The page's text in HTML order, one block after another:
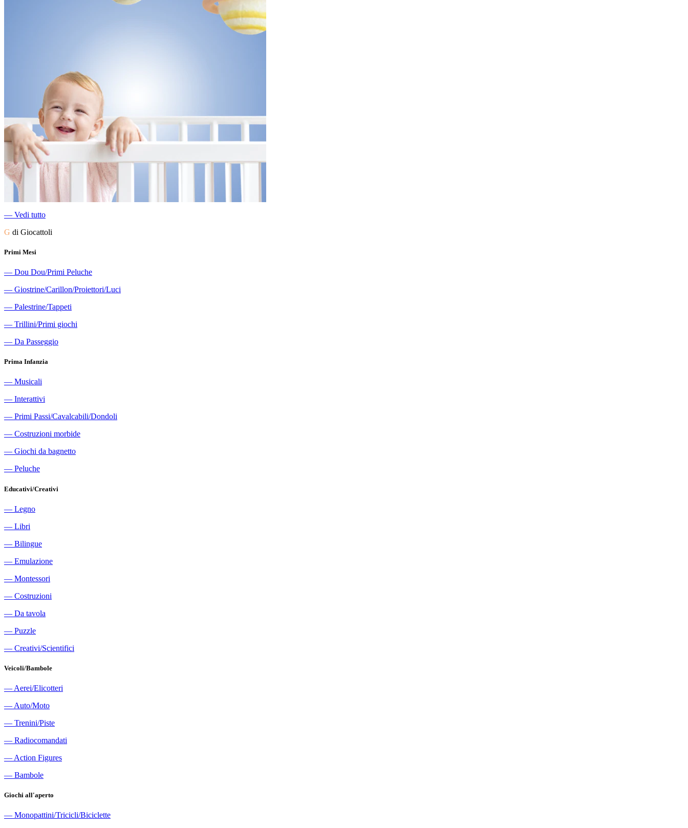
― Vedi tutto
G di Giocattoli
Primi Mesi
― Dou Dou/Primi Peluche
― Giostrine/Carillon/Proiettori/Luci
― Palestrine/Tappeti
― Trillini/Primi giochi
― Da Passeggio
Prima Infanzia
― Musicali
― Interattivi
― Primi Passi/Cavalcabili/Dondoli
― Costruzioni morbide
― Giochi da bagnetto
― Peluche
Educativi/Creativi
― Legno
― Libri
― Bilingue
― Emulazione
― Montessori
― Costruzioni
― Da tavola
― Puzzle
― Creativi/Scientifici
Veicoli/Bambole
― Aerei/Elicotteri
― Auto/Moto
― Trenini/Piste
― Radiocomandati
― Action Figures
― Bambole
Giochi all'aperto
― Monopattini/Tricicli/Biciclette